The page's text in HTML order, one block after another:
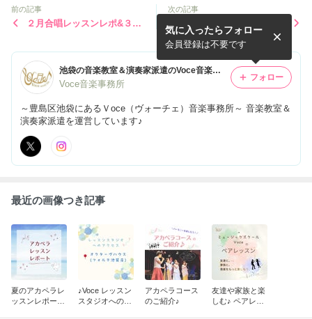
前の記事
２月合唱レッスンレポ&３月
次の記事
池袋駅からVoceまでのアク
セスのご紹介♪〜エレベータ
ー・エスカレーター編〜
池袋の音楽教室＆演奏家派遣のVoce音楽事務所 official blog
Voce音楽事務所
～豊島区池袋にあるＶoce（ヴォーチェ）音楽事務所～ 音楽教室＆
演奏家派遣を運営しています♪
気に入ったらフォロー
会員登録は不要です
フォロー
最近の画像つき記事
夏のアカペラレ
ッスンレポー
♪Voce レッスン
スタジオへのア
アカペラコース
のご紹介♪
友達や家族と楽
しむ♪ ペアレッ